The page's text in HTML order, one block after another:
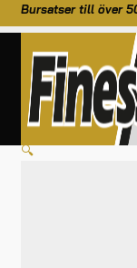
Bursatser till över
HEM TILL BILEN /
🔍